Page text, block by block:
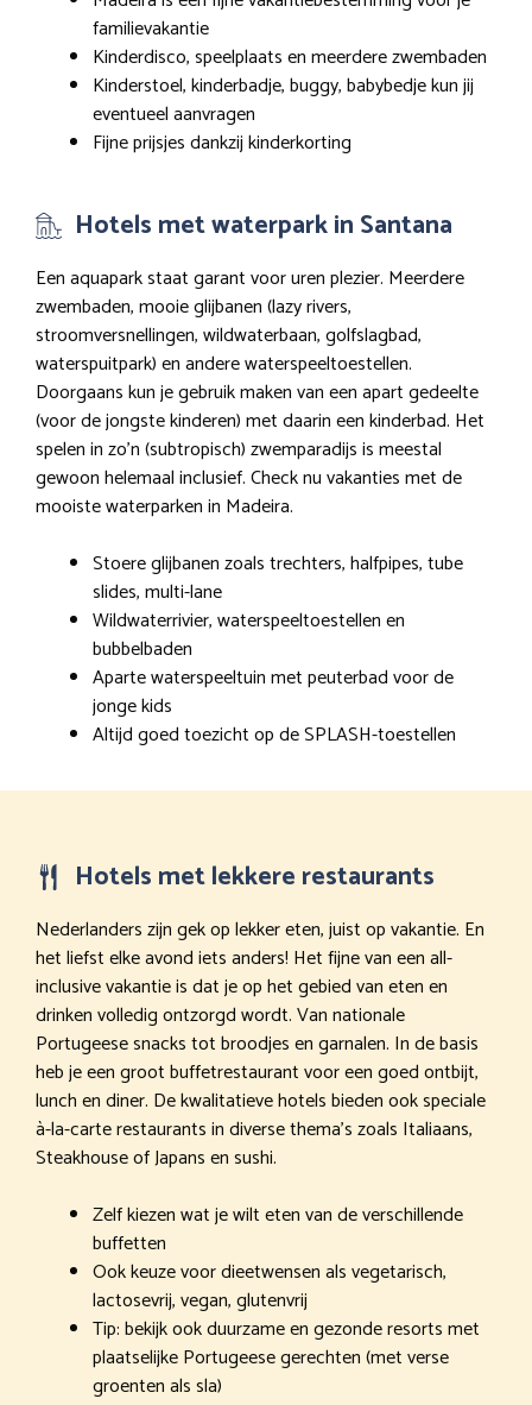
familievakantie
Kinderdisco, speelplaats en meerdere zwembaden
Kinderstoel, kinderbadje, buggy, babybedje kun jij
eventueel aanvragen
Fijne prijsjes dankzij kinderkorting
Hotels met waterpark in Santana
Een aquapark staat garant voor uren plezier. Meerdere
zwembaden, mooie glijbanen (lazy rivers,
stroomversnellingen, wildwaterbaan, golfslagbad,
waterspuitpark) en andere waterspeeltoestellen.
Doorgaans kun je gebruik maken van een apart gedeelte
(voor de jongste kinderen) met daarin een kinderbad. Het
spelen in zo’n (subtropisch) zwemparadijs is meestal
gewoon helemaal inclusief. Check nu vakanties met de
mooiste waterparken in Madeira.
Stoere glijbanen zoals trechters, halfpipes, tube
slides, multi-lane
Wildwaterrivier, waterspeeltoestellen en
bubbelbaden
Aparte waterspeeltuin met peuterbad voor de
jonge kids
Altijd goed toezicht op de SPLASH-toestellen
Hotels met lekkere restaurants
Nederlanders zijn gek op lekker eten, juist op vakantie. En
het liefst elke avond iets anders! Het fijne van een all-
inclusive vakantie is dat je op het gebied van eten en
drinken volledig ontzorgd wordt. Van nationale
Portugeese snacks tot broodjes en garnalen. In de basis
heb je een groot buffetrestaurant voor een goed ontbijt,
lunch en diner. De kwalitatieve hotels bieden ook speciale
à-la-carte restaurants in diverse thema’s zoals Italiaans,
Steakhouse of Japans en sushi.
Zelf kiezen wat je wilt eten van de verschillende
buffetten
Ook keuze voor dieetwensen als vegetarisch,
lactosevrij, vegan, glutenvrij
Tip: bekijk ook duurzame en gezonde resorts met
plaatselijke Portugeese gerechten (met verse
groenten als sla)